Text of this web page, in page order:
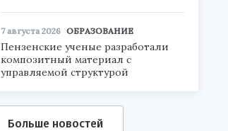
7 августа 2026 ОБРАЗОВАНИЕ
Пензенские ученые разработали
композитный материал с
управляемой структурой
Больше новостей